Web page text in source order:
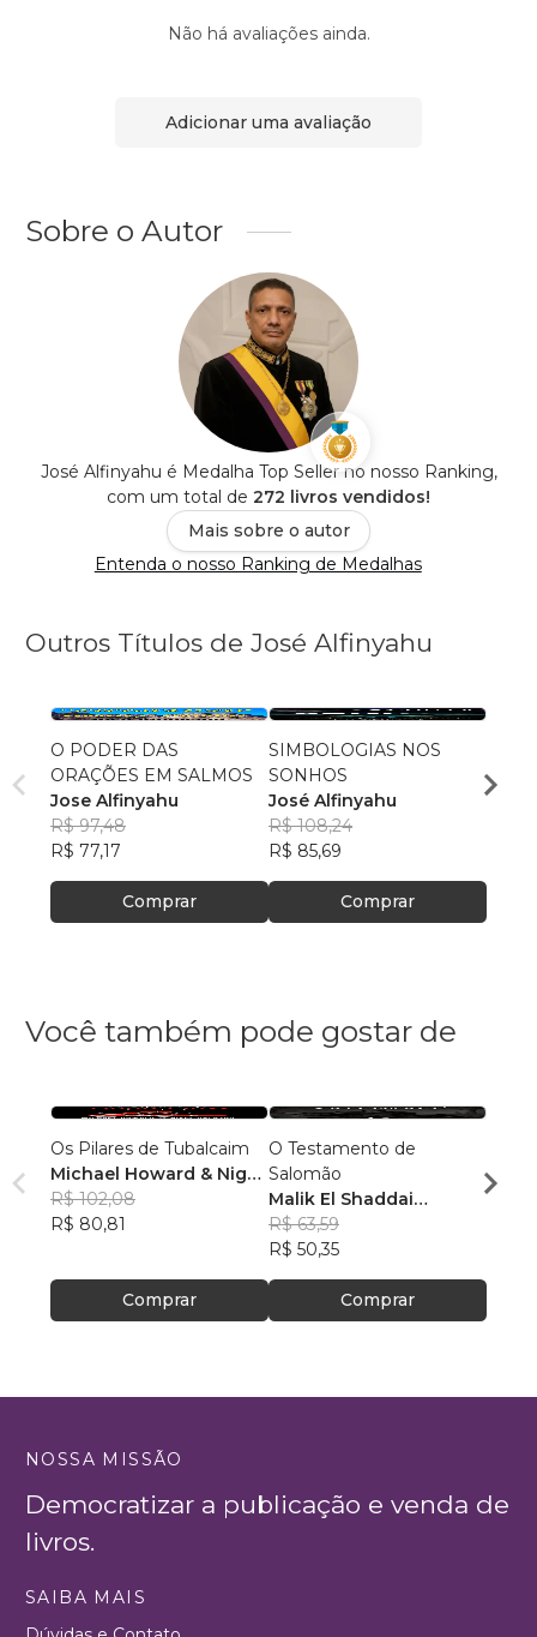
Não há avaliações ainda.
Adicionar uma avaliação
Sobre o Autor
José Alfinyahu é Medalha Top Seller no nosso Ranking,
com um total de 272 livros vendidos!
Mais sobre o autor
Entenda o nosso Ranking de Medalhas
Outros Títulos de José Alfinyahu
O PODER DAS
ORAÇÕES EM SALMOS
Jose Alfinyahu
R$ 97,48
R$ 77,17
Comprar
SIMBOLOGIAS NOS
SONHOS
José Alfinyahu
R$ 108,24
R$ 85,69
Comprar
DO
José
Você também pode gostar de
Os Pilares de Tubalcaim
Michael Howard & Nigel
Jackson
R$ 102,08
R$ 80,81
Comprar
O Testamento de
Salomão
Malik El Shaddai
Editorial
R$ 63,59
R$ 50,35
Comprar
NOSSA MISSÃO
Democratizar a publicação e venda de
livros.
SAIBA MAIS